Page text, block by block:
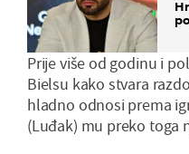
Prije više od godinu i
Bielsu kako stvara
hladno odnosi prema
(Luđak) mu preko toga